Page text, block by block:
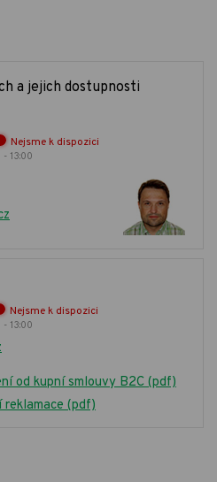
a jejich dostupnosti
Nejsme k dispozici
- 13:00
Nejsme k dispozici
- 13:00
od kupní smlouvy B2C (pdf)
reklamace (pdf)